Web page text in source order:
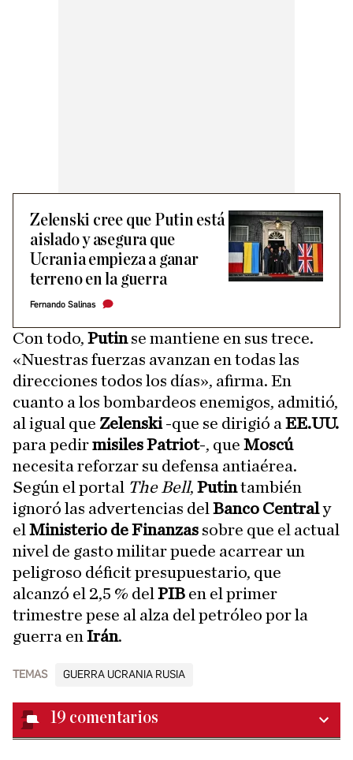
Zelenski cree que Putin está
aislado y asegura que
Ucrania empieza a ganar
terreno en la guerra
Fernando Salinas
Con todo, Putinse mantiene en sus trece.
«Nuestras fuerzas avanzan en todas las
direcciones todos los días», afirma. En
cuanto a los bombardeos enemigos, admitió,
al igual que Zelenski-que se dirigió a EE.UU.
para pedirmisiles Patriot-, que Moscú
necesita reforzar su defensa antiaérea.
Según el portal The Bell, Putintambién
ignoró las advertencias del Banco Centraly
el Ministerio de Finanzas sobre que el actual
nivel de gasto militar puede acarrear un
peligroso déficit presupuestario, que
alcanzó el 2,5 % del PIB en el primer
trimestre pese al alza del petróleo por la
guerra en Irán.
TEMAS GUERRA UCRANIA RUSIA
19 comentarios